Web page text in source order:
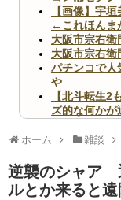
【画像】宇
←これほんま
大阪市宗右
大阪市宗右
パチンコで人
や
【北斗転生2
ズ的な何かが
いヤバいか教
ホーム 雑談
逆襲のシャア
ルとか来ると